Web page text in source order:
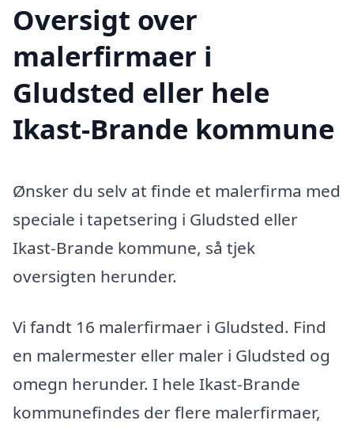
Oversigt over
malerfirmaer i
Gludsted eller hele
Ikast-Brande kommune
Ønsker du selv at finde et malerfirma med
speciale i tapetsering i Gludsted eller
Ikast-Brande kommune, så tjek
oversigten herunder.
Vi fandt 16 malerfirmaer i Gludsted. Find
en malermester eller maler i Gludsted og
omegn herunder. I hele Ikast-Brande
kommunefindes der flere malerfirmaer,